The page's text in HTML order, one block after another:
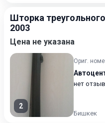
Шторка
2003
Цена не указана
2
Ориг.
нет
Бишкек